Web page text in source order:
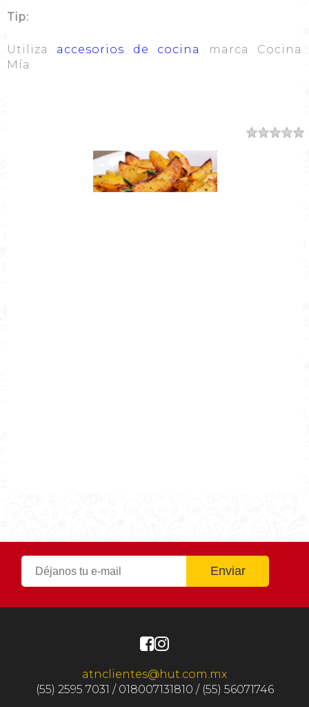
Tip:
Utiliza accesorios de cocina
marca Cocina
Mía
atnclientes@hut.com.mx
(55) 2595 7031 / 018007131810 / (55) 56071746